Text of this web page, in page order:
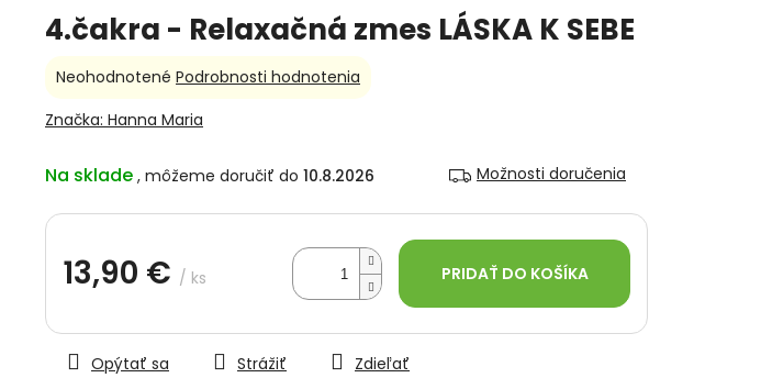
4.čakra - Relaxačná zmes LÁSKA K SEBE
Na sklade 10.8.2026 Možnosti doručenia
13,90 € / ks
cena:
PRIDAŤ DO KOŠÍKA
Opýtať sa Strážiť Zdieľať
Priemerné
produktu
z
hviezdičiek.
Neohodnotené Podrobnosti hodnotenia
Značka: Hanna Maria